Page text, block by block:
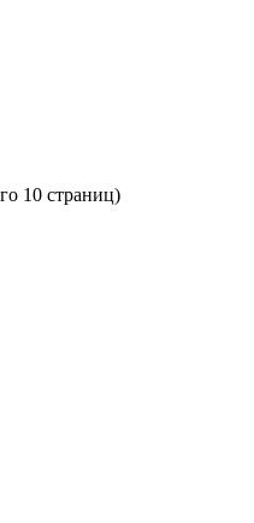
10 страниц)